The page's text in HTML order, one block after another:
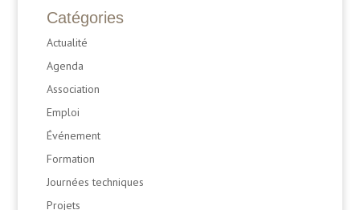
Catégories
Actualité
Agenda
Association
Emploi
Événement
Formation
Journées techniques
Projets